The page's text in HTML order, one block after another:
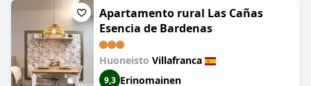
Apartamento rural Las Cañas
Esencia de Bardenas
Huoneisto Villafranca
9,3 Erinomainen